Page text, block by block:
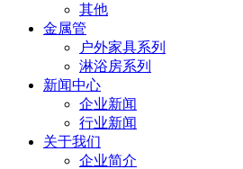
其他
金属管
户外家具系列
淋浴房系列
新闻中心
企业新闻
行业新闻
关于我们
企业简介